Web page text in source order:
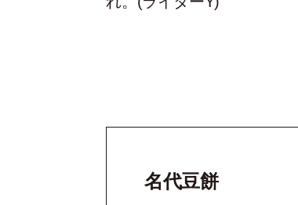
名代豆餅